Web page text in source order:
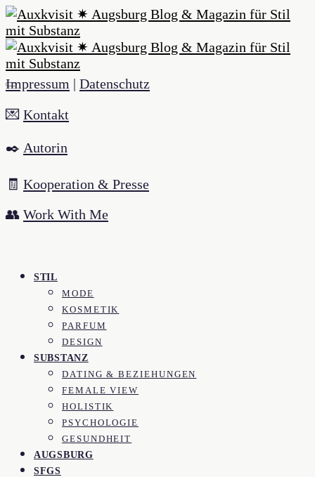
Impressum | Datenschutz
💌 Kontakt
✒️ Autorin
🧾 Kooperation & Presse
👥 Work With Me
STIL
MODE
KOSMETIK
PARFUM
DESIGN
SUBSTANZ
DATING & BEZIEHUNGEN
FEMALE VIEW
HOLISTIK
PSYCHOLOGIE
GESUNDHEIT
AUGSBURG
SFGS